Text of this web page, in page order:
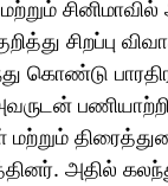
சினிமாவில்
சிறப்பு
கொண்டு
அதில்